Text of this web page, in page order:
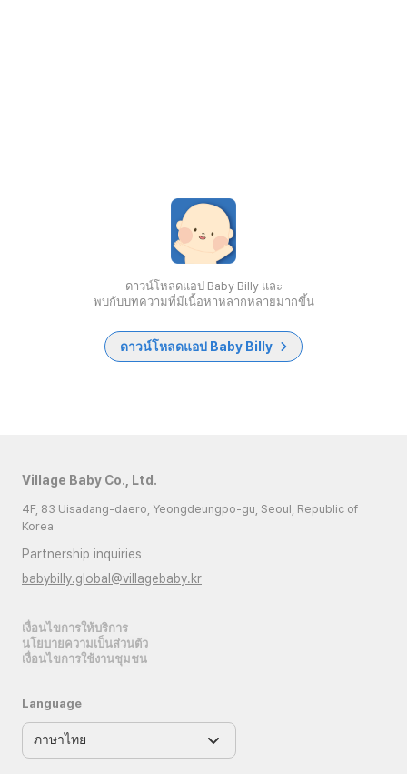
ดาวน์โหลดแอป Baby Billy และ
พบกับบทความที่มีเนื้อหาหลากหลายมากขึ้น
ดาวน์โหลดแอป Baby Billy
Village Baby Co., Ltd.
4F, 83 Uisadang-daero, Yeongdeungpo-gu, Seoul, Republic of
Korea
Partnership inquiries
babybilly.global@villagebaby.kr
เงื่อนไขการให้บริการ
นโยบายความเป็นส่วนตัว
เงื่อนไขการใช้งานชุมชน
Language